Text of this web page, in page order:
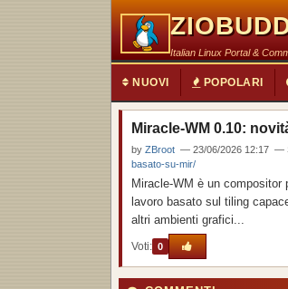
Italian Linux Portal &
NUOVI POPOLARI
Miracle-WM 0.10:
by ZBroot — 23/06/2026 12:17 —
basato-su-mir/
Miracle-WM è un
lavoro basato sul tiling
altri ambienti grafici...
Voti: 0